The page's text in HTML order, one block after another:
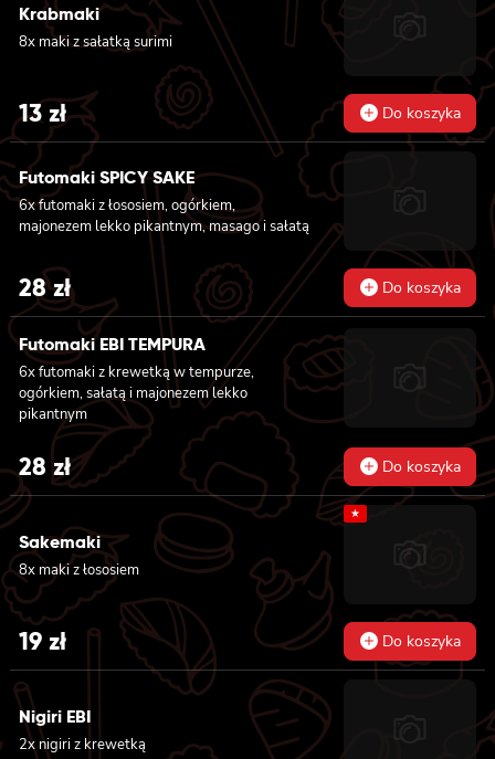
Krabmaki
8x maki z sałatką surimi
13zł Do koszyka
Futomaki SPICY SAKE
6x futomaki z łososiem, ogórkiem,
majonezem lekko pikantnym, masago i sałatą
28zł Do koszyka
Futomaki EBI TEMPURA
6x futomaki z krewetką w tempurze,
ogórkiem, sałatą i majonezem lekko
pikantnym
28 zł Do koszyka
Sakemaki
8x maki z łososiem
★
19 zł Do koszyka
Nigiri EBI
2x nigiri z krewetką